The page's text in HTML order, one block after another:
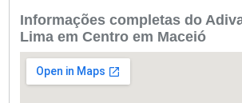
Informações completas do
Lima em Centro em Maceió